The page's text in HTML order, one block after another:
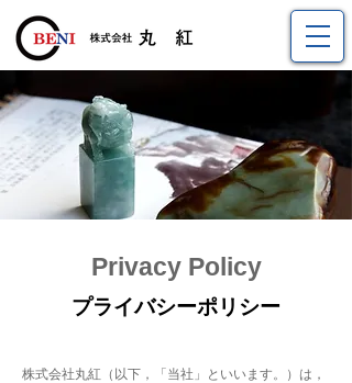
Privacy Policy
​プライバシーポリシー
株式会社丸紅（以下，「当社」といいます。）は，